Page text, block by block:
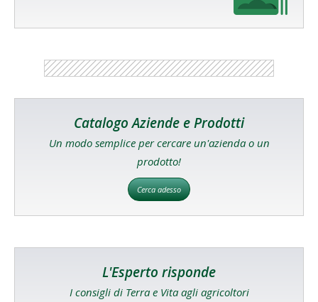
Catalogo Aziende e Prodotti
Un modo semplice per cercare un'azienda o un
prodotto!
Cerca adesso
L'Esperto risponde
I consigli di Terra e Vita agli agricoltori